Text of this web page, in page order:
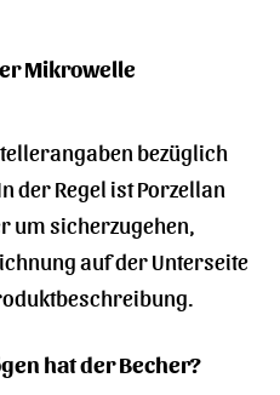
Mikrowelle
bezüglich
der Regel ist Porzellan
um sicherzugehen,
auf der Unterseite
hat der Becher?